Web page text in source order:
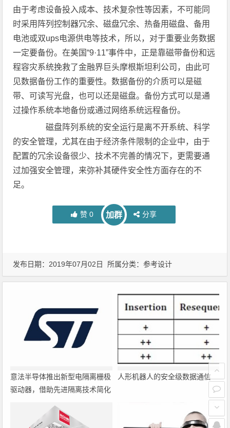
由于考虑设备投入成本、技术复杂性等因素，不可能同
时采用阵列控制器冗余、磁盘冗余、热备用磁盘、备用
电池或双ups电源供电等技术，所以，对于重要业务数据
一定要备份。在美国“9·11”事件中，正是靠磁带备份和远
程容灾系统挽救了金融界巨头摩根斯坦利公司，由此可
见数据备份工作的重要性。数据备份的介质可以是磁
带、可读写光盘，也可以还是磁盘。备份方式可以是通
过操作系统本地备份或通过网络系统远程备份。
磁盘阵列系统的安全运行是离不开系统、科学
的安全管理，尤其在由于经济条件限制的企业中，由于
配置的冗余设备很少、技术不完善的情况下，更需要通
过加强安全管理，来弥补其硬件安全性方面存在的不
足。
赞 0 加群 分享
发布日期：2019年07月02日 所属分类：参考设计
意法半导体推出新型电隔离栅极
驱动器，借助先进隔离技术简化
人形机器人的安全级数据通信